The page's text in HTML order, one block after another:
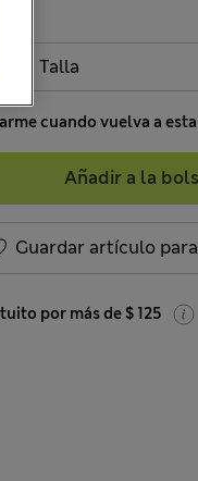
cuando vuelva a
Añadir a la
Guardar artículo
por más de $ 125